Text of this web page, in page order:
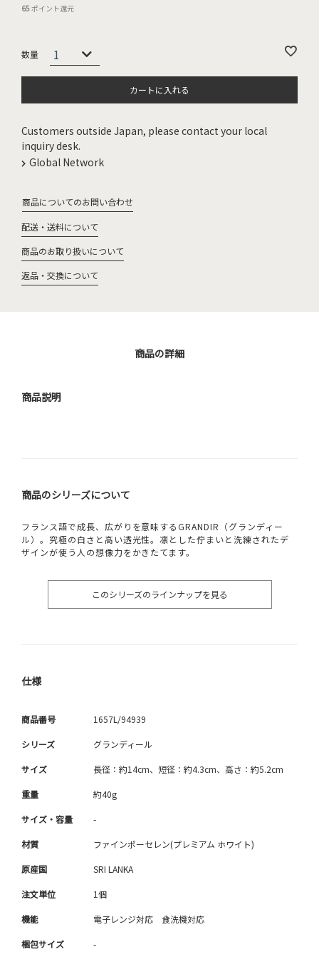
65ポイント還元
カートに入れる
Customers outside Japan, please contact your local
inquiry desk.
Global Network
商品についてのお問い合わせ
配送・送料について
商品のお取り扱いについて
返品・交換について
商品の詳細
商品説明
商品のシリーズについて
フランス語で成長、広がりを意味するGRANDIR（グランディー
ル）。究極の白さと高い透光性。凛とした佇まいと洗練されたデ
ザインが使う人の想像力をかきたてます。
このシリーズのラインナップを見る
仕様
商品番号 1657L/94939
シリーズ グランディール
サイズ 長径：約14cm、短径：約4.3cm、高さ：約5.2cm
重量 約40g
サイズ・容量 -
材質 ファインポーセレン(プレミアム ホワイト)
原産国 SRI LANKA
注文単位 1個
機能 電子レンジ対応 食洗機対応
梱包サイズ -